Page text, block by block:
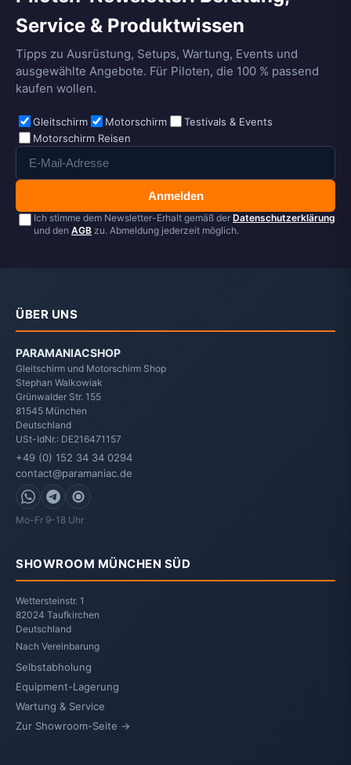
Service & Produktwissen
Tipps zu Ausrüstung, Setups, Wartung, Events und
ausgewählte Angebote. Für Piloten, die 100 % passend
kaufen wollen.
Gleitschirm Motorschirm
Testivals & Events
Motorschirm Reisen
Anmelden
Ich stimme dem Newsletter-Erhalt gemäß der Datenschutzerklärung
und den AGB zu. Abmeldung jederzeit möglich.
ÜBER UNS
PARAMANIACSHOP
Gleitschirm und Motorschirm Shop
Stephan Walkowiak
Grünwalder Str. 155
81545 München
Deutschland
USt-IdNr.: DE216471157
+49 (0) 152 34 34 0294
contact@paramaniac.de
WhatsApp
Telegram
Signal
Mo-Fr 9-18 Uhr
SHOWROOM MÜNCHEN SÜD
Wettersteinstr. 1
82024 Taufkirchen
Deutschland
Nach Vereinbarung
Selbstabholung
Equipment-Lagerung
Wartung & Service
Zur Showroom-Seite →